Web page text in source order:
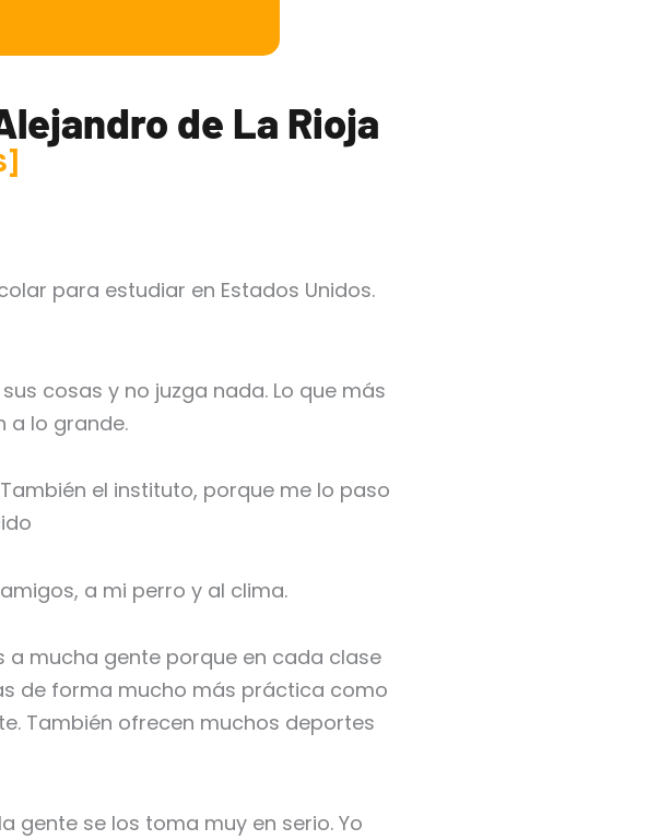
de La Rioja
para estudiar en Estados Unidos.
cosas y no juzga nada. Lo que más
a lo grande.
el instituto, porque me lo paso
a mi perro y al clima.
mucha gente porque en cada clase
de forma mucho más práctica como
También ofrecen muchos deportes
gente se los toma muy en serio. Yo